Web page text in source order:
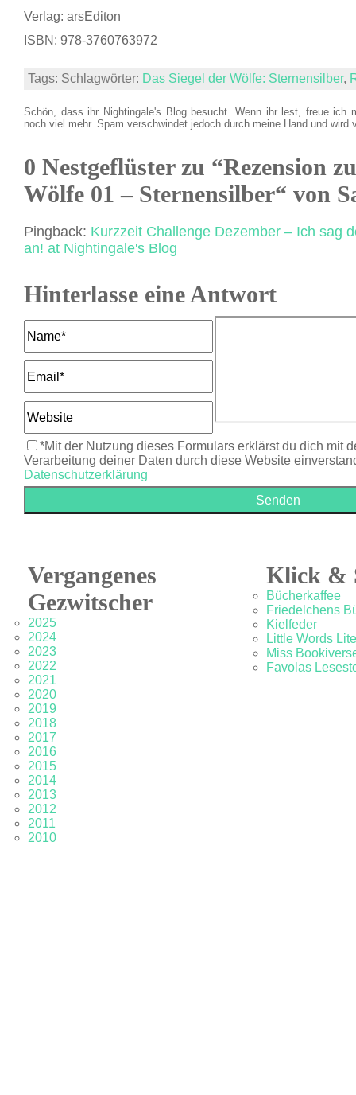
Verlag: arsEditon
ISBN: 978-3760763972
Tags: Schlagwörter: Das Siegel der Wölfe: Sternensilber,
Schön, dass ihr Nightingale's Blog besucht. Wenn ihr lest, freue ich
noch viel mehr. Spam verschwindet jedoch durch meine Hand und wird
0 Nestgeflüster zu “Rezension
Wölfe 01 – Sternensilber“ von
Pingback: Kurzzeit Challenge Dezember – Ich sag
an! at Nightingale's Blog
Hinterlasse eine Antwort
*Mit der Nutzung dieses Formulars erklärst du dich mit
Verarbeitung deiner Daten durch diese Website
Datenschutzerklärung
Vergangenes
Gezwitscher
2025
2024
2023
2022
2021
2020
2019
2018
2017
2016
2015
2014
2013
2012
2011
2010
Klick &
Bücherkaffee
Friedelchens
Kielfeder
Little Words
Miss
Favolas